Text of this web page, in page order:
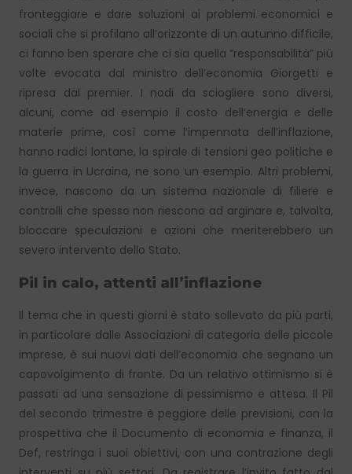
fronteggiare e dare soluzioni ai problemi economici e
sociali che si profilano all’orizzonte di un autunno difficile,
ci fanno ben sperare che ci sia quella “responsabilità” più
volte evocata dal ministro dell’economia Giorgetti e
ripresa dal premier. I nodi da sciogliere sono diversi,
alcuni, come ad esempio il costo dell’energia e delle
materie prime, così come l’impennata dell’inflazione,
hanno radici lontane, la spirale di tensioni geo politiche e
la guerra in Ucraina, ne sono un esempio. Altri problemi,
invece, nascono da un sistema nazionale di filiere e
controlli che spesso non riescono ad arginare e, talvolta,
bloccare speculazioni e azioni che meriterebbero un
severo intervento dello Stato.
Pil in calo, attenti all’inflazione
Il tema che in questi giorni è stato sollevato da più parti,
in particolare dalle Associazioni di categoria delle piccole
imprese, è sui nuovi dati dell’economia che segnano un
capovolgimento di fronte. Da un relativo ottimismo si è
passati ad una sensazione di pessimismo e attesa. Il Pil
del secondo trimestre è peggiore delle previsioni, con la
prospettiva che il Documento di economia e finanza, il
Def, restringa i suoi obiettivi, con una contrazione degli